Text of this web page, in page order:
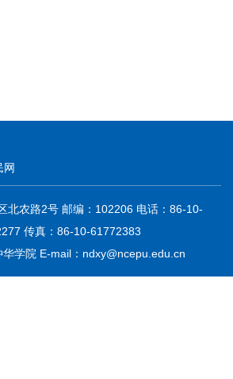
网
北农路2号 邮编：102206 电话：86-10-
传真：86-10-61772383
学院 E-mail：ndxy@ncepu.edu.cn